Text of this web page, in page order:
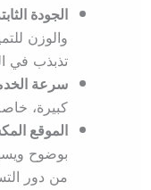
الجودة
والوزن
تذبذب في
سرعة
كبيرة،
الموقع
من دور